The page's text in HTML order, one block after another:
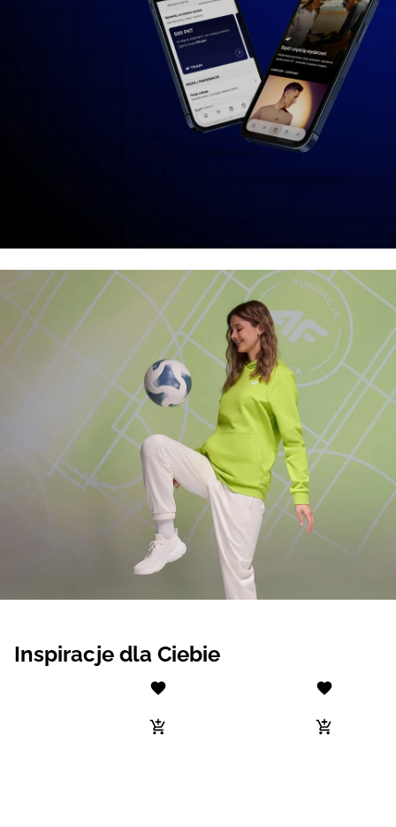
Inspiracje dla Ciebie